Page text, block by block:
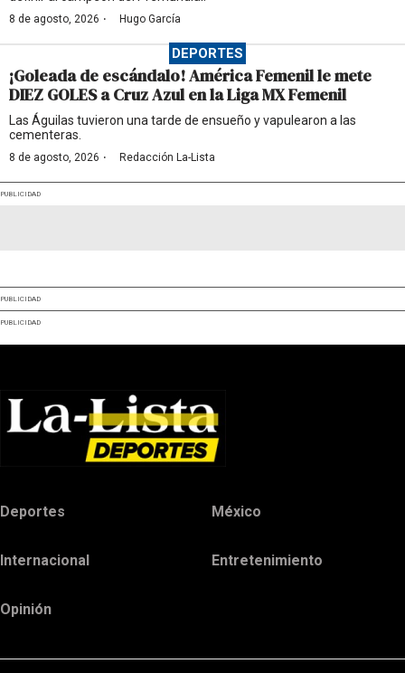
8 de agosto, 2026 · Hugo García
DEPORTES
¡Goleada de escándalo! América Femenil le mete
DIEZ GOLES a Cruz Azul en la Liga MX Femenil
Las Águilas tuvieron una tarde de ensueño y vapulearon a las
cementeras.
8 de agosto, 2026 · Redacción La-Lista
PUBLICIDAD
PUBLICIDAD
PUBLICIDAD
Deportes México
Internacional Entretenimiento
Opinión